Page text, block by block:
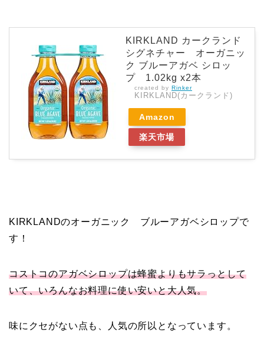
KIRKLAND カークランド
シグネチャー オーガニッ
ク ブルーアガベ シロッ
プ 1.02kg x2本
created by Rinker
KIRKLAND(カークランド)
Amazon
楽天市場
KIRKLANDのオーガニック ブルーアガベシロップで
す！
コストコのアガベシロップは蜂蜜よりもサラっとして
いて、いろんなお料理に使い安いと大人気。
味にクセがない点も、人気の所以となっています。